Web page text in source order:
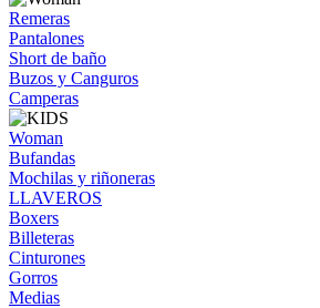
Remeras
Pantalones
Short de baño
Buzos y Canguros
Camperas
Woman
Bufandas
Mochilas y riñoneras
LLAVEROS
Boxers
Billeteras
Cinturones
Gorros
Medias